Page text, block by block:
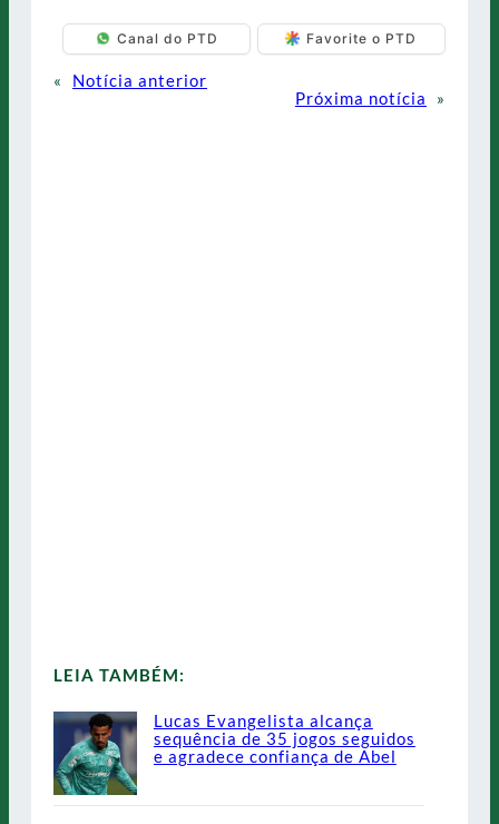
Canal do PTD Favorite o PTD
«
Notícia anterior
Próxima notícia
»
LEIA TAMBÉM:
Lucas Evangelista alcança
sequência de 35 jogos seguidos
e agradece confiança de Abel